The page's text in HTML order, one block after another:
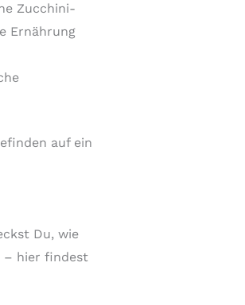
Zucchini-
Ernährung
auf ein
Du, wie
– hier findest